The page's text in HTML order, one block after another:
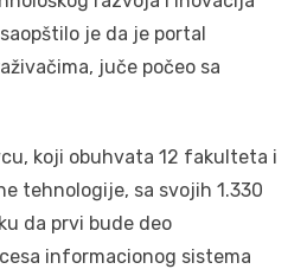
je da je portal
juče počeo sa
koji obuhvata 12 fakulteta i
tehnologije, sa svojih 1.330
da prvi bude deo
informacionog sistema